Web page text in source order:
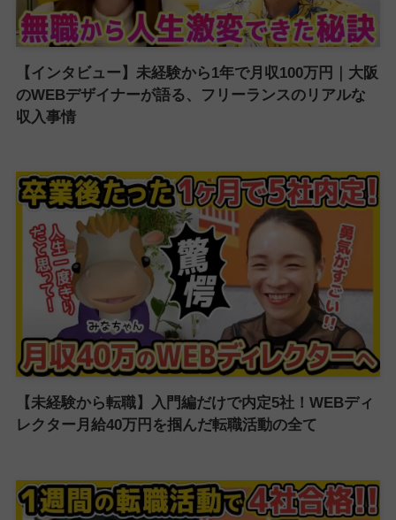
【インタビュー】未経験から1年で月収100万円｜大阪
のWEBデザイナーが語る、フリーランスのリアルな
収入事情
【未経験から転職】入門編だけで内定5社！WEBディ
レクター月給40万円を掴んだ転職活動の全て